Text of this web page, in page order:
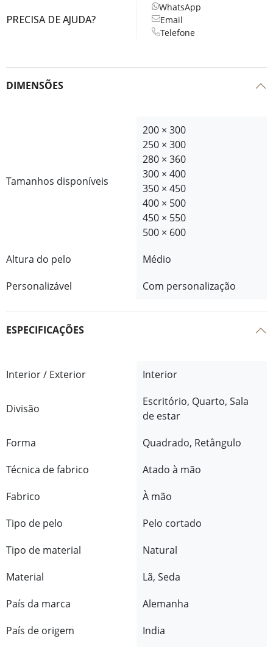
PRECISA DE AJUDA?
WhatsApp
Email
Telefone
DIMENSÕES
Tamanhos disponíveis
200 × 300
250 × 300
280 × 360
300 × 400
350 × 450
400 × 500
450 × 550
500 × 600
Altura do pelo
Médio
Personalizável
Com personalização
ESPECIFICAÇÕES
Interior / Exterior Interior
Divisão
Escritório, Quarto, Sala
de estar
Forma
Quadrado, Retângulo
Técnica de fabrico
Atado à mão
Fabrico
À mão
Tipo de pelo
Pelo cortado
Tipo de material
Natural
Material
Lã, Seda
País da marca
Alemanha
País de origem
India